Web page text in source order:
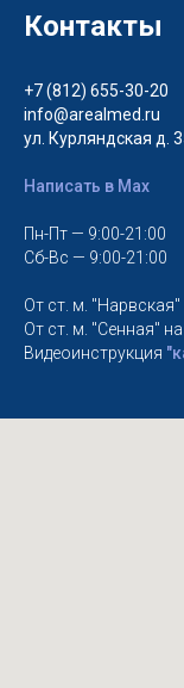
Контакты
+7 (812) 655-30-20
info@arealmed.ru
ул. Курляндская д.
Написать в Max
Пн-Пт — 9:00-21:00
Сб-Вс — 9:00-21:00
От ст. м.
От ст. м. "Сенная"
Видеоинструкция